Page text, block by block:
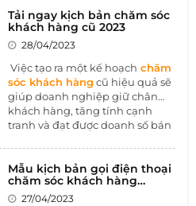
doanh nghiệp, từ đó tăng
doanh số bán hàng. Vì vậy, việc
có một kế hoạch chăm sóc
khách hàng chi tiết là vô cùng
cần thiết. Trong bài viết này,
1BOSS sẽ cung cấp cho các
nhân viên kinh doanh mộtkế
hoạch chăm sóc khách hàng
chi tiết nhất để giúp họ đạt
được kết quả kinh doanh tốt
nhất có thể.
Tải ngay kịch bản chăm sóc
khách hàng cũ 2023
28/04/2023
Việc tạo ra một kế hoạch chăm
sóc khách hàng cũ hiệu quả sẽ
giúp doanh nghiệp giữ chân
khách hàng, tăng tính cạnh
tranh và đạt được doanh số bán
hàng cũ 2023 để giúp doanh
nghiệp thực hiện các hoạt động
chăm sóc khách hàng cũ một
Mẫu kịch bản gọi điện thoại
chăm sóc khách hàng
chuyên nghiệp
27/04/2023